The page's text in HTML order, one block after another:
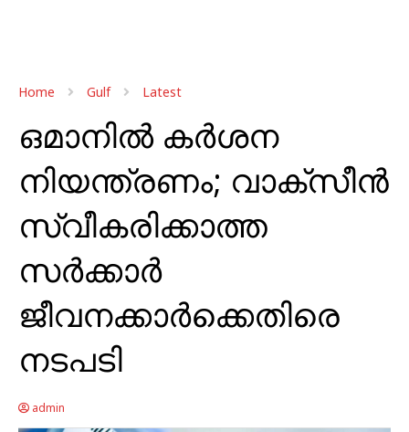
Home Gulf Latest
ഒമാനിൽ കർശന
നിയന്ത്രണം; വാക്‌സീന്‍
സ്വീകരിക്കാത്ത
സര്‍ക്കാര്‍
ജീവനക്കാര്‍ക്കെതിരെ
നടപടി
admin